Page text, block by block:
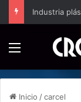
Industria
Inicio /carcel